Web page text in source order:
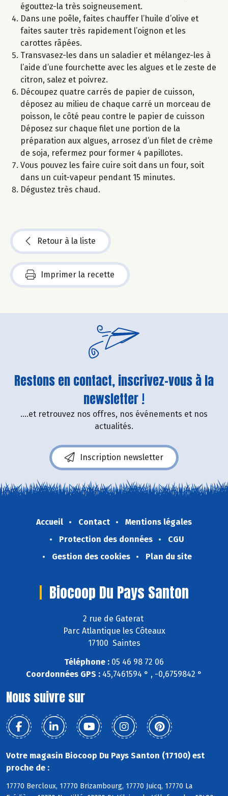
égouttez-la très soigneusement.
Dans une poêle, faites chauffer l’huile d’olive et
faites sauter très rapidement l’oignon et les
carottes râpées.
Transvasez-les dans un saladier et mélangez-les à
l’aide d’une fourchette avec les algues et le zeste de
citron, salez et poivrez.
Découpez quatre carrés de papier de cuisson,
déposez au milieu de chaque carré un morceau de
poisson, le côté peau contre le papier de cuisson
Déposez sur chaque filet une portion de la
préparation aux algues, arrosez d’un filet de crème
de soja, refermez pour former 4 papillotes.
Vous pouvez les faire cuire soit dans un four, soit
dans un cuit-vapeur pendant 15 minutes.
Dégustez très chaud.
Retour à la liste
Imprimer la recette
Restons en contact, inscrivez-vous à la
newsletter !
....et retrouvez nos offres, nos événements et nos
actualités.
Inscription newsletter
Accueil Contact
Mentions légales
Protection des données
CGU
Gestion des cookies
Plan du site
Biocoop Du Pays Santon
2 rue de Gaterat
Parc Atlantique les Côteaux
17100 Saintes
Téléphone : 05 46 98 72 06
Coordonnées GPS : 45,7461594 ° , -0,6759842 °
Nous suivre sur
Votre magasin Biocoop Du Pays Santon (17100) est
proche de :
17770 Bercloux, 17770 Brizambourg, 17770 Juicq, 17770 La